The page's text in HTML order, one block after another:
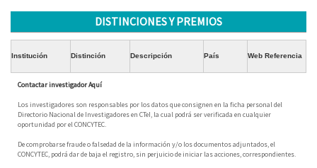
DISTINCIONES Y PREMIOS
Institución Distinción Descripción País Web Referencia
Contactar investigador Aquí
Los investigadores son responsables por los datos que consignen en la ficha personal del
Directorio Nacional de Investigadores en CTeI, la cual podrá ser verificada en cualquier
oportunidad por el CONCYTEC.
De comprobarse fraude o falsedad de la información y/o los documentos adjuntados, el
CONCYTEC, podrá dar de baja el registro, sin perjuicio de iniciar las acciones, correspondientes.